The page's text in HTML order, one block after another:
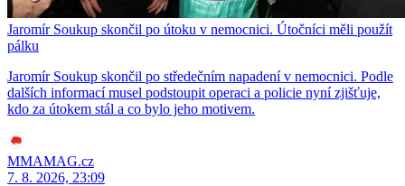
Jaromír Soukup skončil po útoku v nemocnici. Útočníci měli použít
pálku
Jaromír Soukup skončil po středečním napadení v nemocnici. Podle
dalších informací musel podstoupit operaci a policie nyní zjišťuje,
kdo za útokem stál a co bylo jeho motivem.
MMAMAG.cz
7. 8. 2026, 23:09